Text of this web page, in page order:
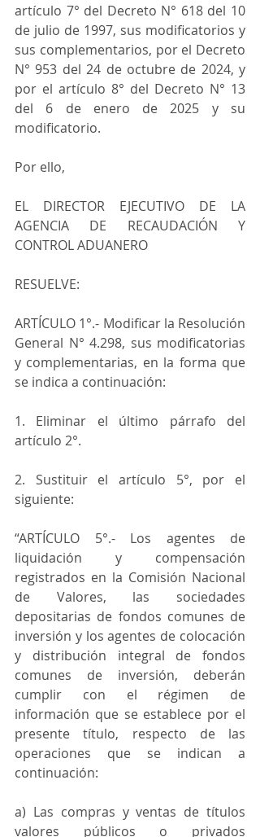
artículo 7° del Decreto N° 618 del 10
de julio de 1997, sus modificatorios y
sus complementarios, por el Decreto
N° 953 del 24 de octubre de 2024, y
por el artículo 8° del Decreto N° 13
del 6 de enero de 2025 y su
modificatorio.
Por ello,
EL DIRECTOR EJECUTIVO DE LA
AGENCIA DE RECAUDACIÓN Y
CONTROL ADUANERO
RESUELVE:
ARTÍCULO 1°.- Modificar la Resolución
General N° 4.298, sus modificatorias
y complementarias, en la forma que
se indica a continuación:
1. Eliminar el último párrafo del
artículo 2°.
2. Sustituir el artículo 5°, por el
siguiente:
“ARTÍCULO 5°.- Los agentes de
liquidación y compensación
registrados en la Comisión Nacional
de Valores, las sociedades
depositarias de fondos comunes de
inversión y los agentes de colocación
y distribución integral de fondos
comunes de inversión, deberán
cumplir con el régimen de
información que se establece por el
presente título, respecto de las
operaciones que se indican a
continuación:
a) Las compras y ventas de títulos
valores públicos o privados